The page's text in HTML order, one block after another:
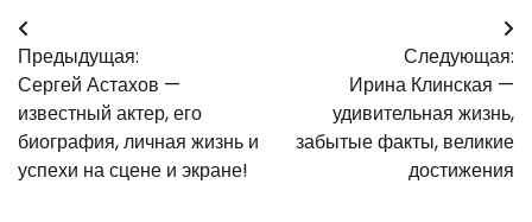
Навигация
по
записям
Предыдущая:
Сергей Астахов —
известный актер, его
биография, личная жизнь и
успехи на сцене и экране!
Следующая:
Ирина Клинская —
удивительная жизнь,
забытые факты, великие
достижения